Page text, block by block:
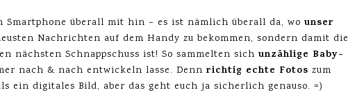
Smartphone überall mit hin – es ist nämlich überall da, wo unser
Nachrichten auf dem Handy zu bekommen, sondern damit die
nächsten Schnappschuss ist! So sammelten sich unzählige Baby-
nach & nach entwickeln lasse. Denn richtig echte Fotos zum
ein digitales Bild, aber das geht euch ja sicherlich genauso. =)